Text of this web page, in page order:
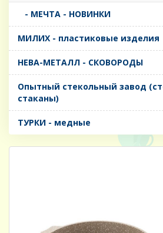
- МЕЧТА - НОВИНКИ
МИЛИХ - пластиковые изделия
НЕВА-МЕТАЛЛ - СКОВОРОДЫ
Опытный стекольный завод
стаканы)
ТУРКИ - медные